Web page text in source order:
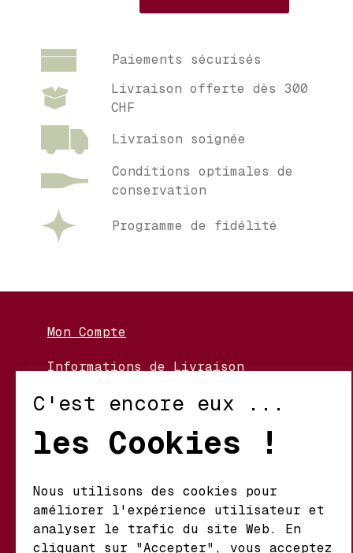
Paiements sécurisés
Livraison offerte dès 300
CHF
Livraison soignée
Conditions optimales de
conservation
Programme de fidélité
Mon Compte
Informations de Livraison
Conditions d’Utilisation
Mathieu S.A. Vins fins
d'origine
C'est encore eux ...
les Cookies !
Nous utilisons des cookies pour
améliorer l'expérience utilisateur et
analyser le trafic du site Web. En
cliquant sur "Accepter", vous acceptez